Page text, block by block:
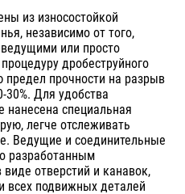
из износостойкой
независимо от того,
или просто
дробеструйного
прочности на разрыв
30%. Для удобства
нанесена специальная
легче отслеживать
Ведущие и соединительные
разработанным
отверстий и канавок,
всех подвижных деталей